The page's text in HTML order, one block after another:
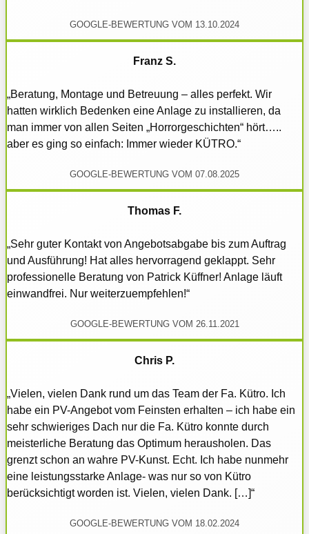
GOOGLE-BEWERTUNG VOM 13.10.2024
Franz S.
„Beratung, Montage und Betreuung – alles perfekt. Wir
hatten wirklich Bedenken eine Anlage zu installieren, da
man immer von allen Seiten „Horrorgeschichten“ hört…..
aber es ging so einfach: Immer wieder KÜTRO.“
GOOGLE-BEWERTUNG VOM 07.08.2025
Thomas F.
„Sehr guter Kontakt von Angebotsabgabe bis zum Auftrag
und Ausführung! Hat alles hervorragend geklappt. Sehr
professionelle Beratung von Patrick Küffner! Anlage läuft
einwandfrei. Nur weiterzuempfehlen!“
GOOGLE-BEWERTUNG VOM 26.11.2021
Chris P.
„Vielen, vielen Dank rund um das Team der Fa. Kütro. Ich
habe ein PV-Angebot vom Feinsten erhalten – ich habe ein
sehr schwieriges Dach nur die Fa. Kütro konnte durch
meisterliche Beratung das Optimum herausholen. Das
grenzt schon an wahre PV-Kunst. Echt. Ich habe nunmehr
eine leistungsstarke Anlage- was nur so von Kütro
berücksichtigt worden ist. Vielen, vielen Dank. […]“
GOOGLE-BEWERTUNG VOM 18.02.2024